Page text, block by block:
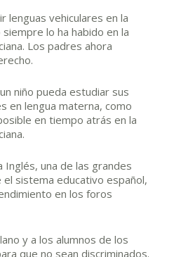
lenguas vehiculares en la
lo ha habido en la
Los padres ahora
niño pueda estudiar sus
en lengua materna, como
en tiempo atrás en la
Inglés, una de las grandes
el sistema educativo español,
en los foros
y a los alumnos de los
que no sean discriminados.